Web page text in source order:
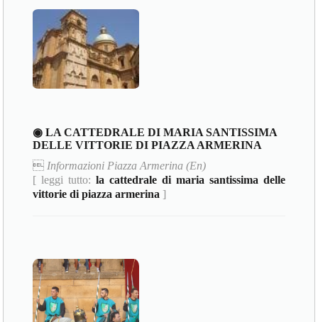
◉ LA CATTEDRALE DI MARIA SANTISSIMA
DELLE VITTORIE DI PIAZZA ARMERINA
 Informazioni Piazza Armerina (En)
[ leggi tutto:la cattedrale di maria santissima delle
vittorie di piazza armerina ]